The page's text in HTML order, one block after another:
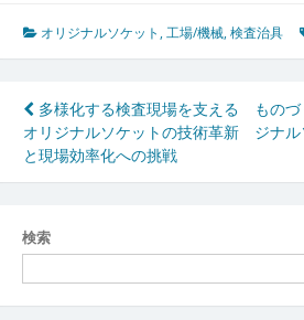
オリジナルソケット ,工場/機械,検査治具
投
稿
ナ
ビ
ゲ
ー
多様化する検査現場を支える
オリジナルソケットの技術革新
と現場効率化への挑戦
もの
ジナ
検索